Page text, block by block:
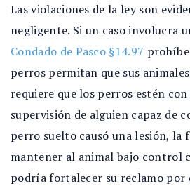
Las violaciones de la ley son
negligente. Si un caso involucra
Condado de Pasco §14.97
perros permitan que sus
requiere que los perros estén
supervisión de alguien capaz de
perro suelto causó una lesión, la
mantener al animal bajo control
podría fortalecer su reclamo por